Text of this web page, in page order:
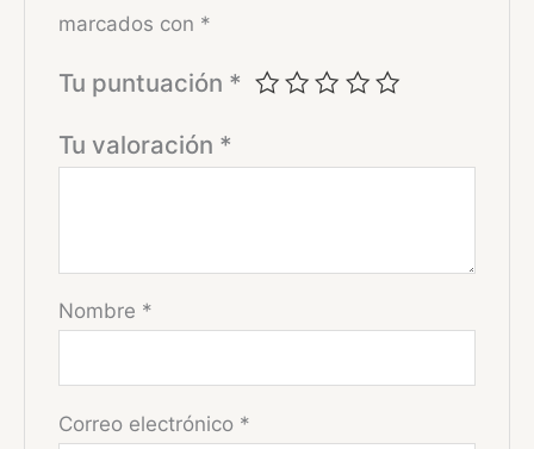
marcados con *
Tu puntuación *
Tu valoración *
Nombre *
Correo electrónico *